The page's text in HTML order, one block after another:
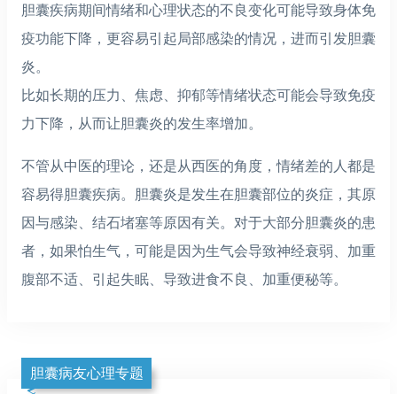
胆囊疾病期间情绪和心理状态的不良变化可能导致身体免
疫功能下降，更容易引起局部感染的情况，进而引发胆囊
炎。
比如长期的压力、焦虑、抑郁等情绪状态可能会导致免疫
力下降，从而让胆囊炎的发生率增加。
不管从中医的理论，还是从西医的角度，情绪差的人都是
容易得胆囊疾病。胆囊炎是发生在胆囊部位的炎症，其原
因与感染、结石堵塞等原因有关。对于大部分胆囊炎的患
者，如果怕生气，可能是因为生气会导致神经衰弱、加重
腹部不适、引起失眠、导致进食不良、加重便秘等。
胆囊病友心理专题